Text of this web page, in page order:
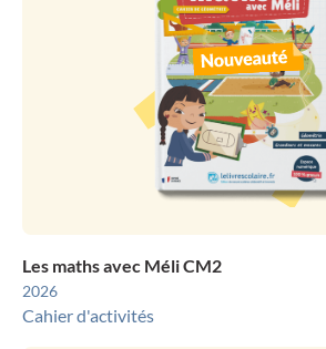
Les maths avec Méli CM2
2026
Cahier d'activités